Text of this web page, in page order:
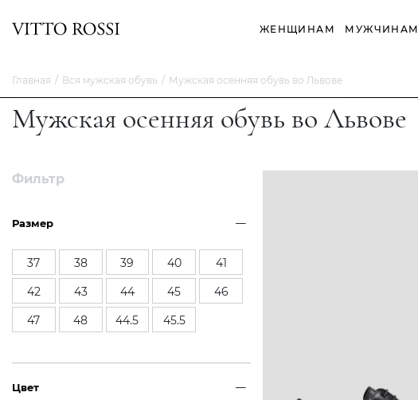
ЖЕНЩИНАМ МУЖЧИНАМ
Главная Вся мужская обувь Мужская осенняя обувь во Львове
Мужская осенняя обувь во Львове
Фильтр
Размер
37 38 39 40
41
42
43 44 45
46
47
48 44.5 45.5
Цвет